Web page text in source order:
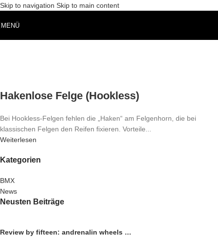
Skip to navigation Skip to main content
MENÜ
Hakenlose Felge (Hookless)
Bei Hookless-Felgen fehlen die „Haken“ am Felgenhorn, die bei
klassischen Felgen den Reifen fixieren. Vorteile...
Weiterlesen
Kategorien
BMX
News
Neusten Beiträge
Review by fifteen: andrenalin wheels …